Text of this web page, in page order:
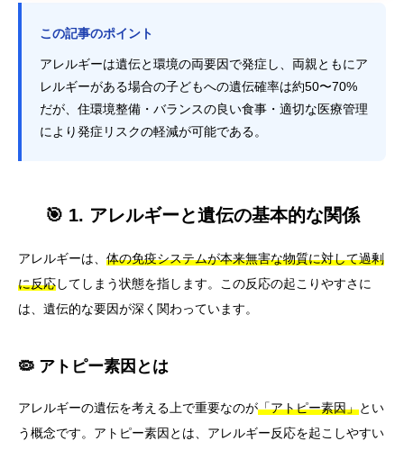
この記事のポイント
アレルギーは遺伝と環境の両要因で発症し、両親ともにア
レルギーがある場合の子どもへの遺伝確率は約50〜70%
だが、住環境整備・バランスの良い食事・適切な医療管理
により発症リスクの軽減が可能である。
🎯 1. アレルギーと遺伝の基本的な関係
アレルギーは、 体の免疫システムが本来無害な物質に対して過剰
に反応してしまう状態を指します。この反応の起こりやすさに
は、遺伝的な要因が深く関わっています。
🦠 アトピー素因とは
アレルギーの遺伝を考える上で重要なのが「アトピー素因」とい
う概念です。アトピー素因とは、アレルギー反応を起こしやすい